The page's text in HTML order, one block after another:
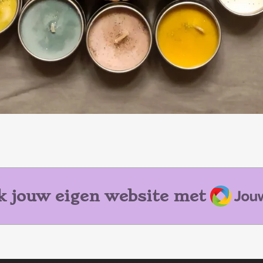
jouw eigen website met